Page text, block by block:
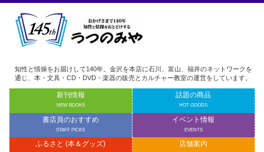
知性と情操をお届けして140年。金沢を本店に石川、富山、福井のネットワークを
通じ、本・文具・CD・DVD・楽器の販売とカルチャー教室の運営をしています。
新刊情報
NEW BOOKS
話題の商品
HOT GOODS
書店員のおすすめ
STAFF PICKS
イベント情報
EVENTS
ふるさと (本＆グッズ) 店舗案内